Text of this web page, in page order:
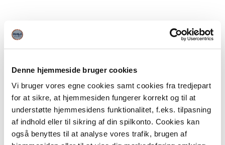
Denne hjemmeside bruger cookies
Vi bruger vores egne cookies samt cookies fra tredjepart
for at sikre, at hjemmesiden fungerer korrekt og til at
understøtte hjemmesidens funktionalitet, f.eks. tilpasning
af indhold eller til sikring af din spilkonto. Cookies kan
også benyttes til at analyse vores trafik, brugen af